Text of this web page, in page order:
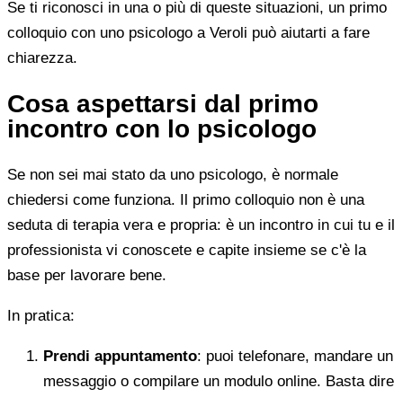
Se ti riconosci in una o più di queste situazioni, un primo
colloquio con uno psicologo a Veroli può aiutarti a fare
chiarezza.
Cosa aspettarsi dal primo
incontro con lo psicologo
Se non sei mai stato da uno psicologo, è normale
chiedersi come funziona. Il primo colloquio non è una
seduta di terapia vera e propria: è un incontro in cui tu e il
professionista vi conoscete e capite insieme se c'è la
base per lavorare bene.
In pratica:
Prendi appuntamento: puoi telefonare, mandare un
messaggio o compilare un modulo online. Basta dire